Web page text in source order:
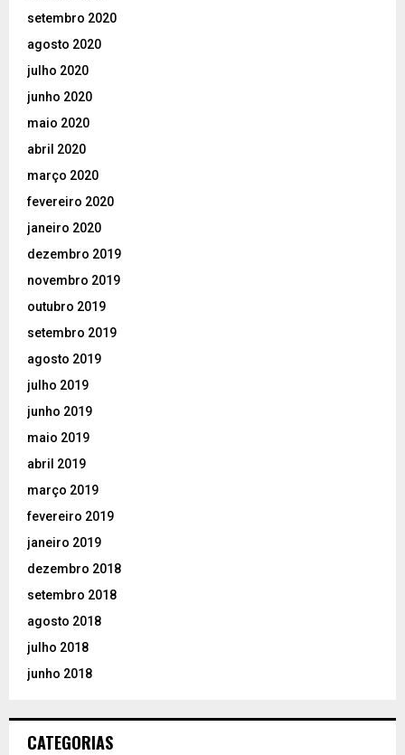
setembro 2020
agosto 2020
julho 2020
junho 2020
maio 2020
abril 2020
março 2020
fevereiro 2020
janeiro 2020
dezembro 2019
novembro 2019
outubro 2019
setembro 2019
agosto 2019
julho 2019
junho 2019
maio 2019
abril 2019
março 2019
fevereiro 2019
janeiro 2019
dezembro 2018
setembro 2018
agosto 2018
julho 2018
junho 2018
CATEGORIAS